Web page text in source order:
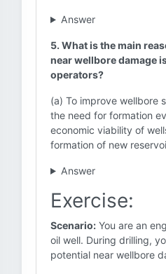
Answer
5. What is the main
near wellbore damage
operators?
(a) To improve wellbore
the need for formation
economic viability of
formation of new
Answer
Exercise:
Scenario: You are an
oil well. During drilling,
potential near wellbore